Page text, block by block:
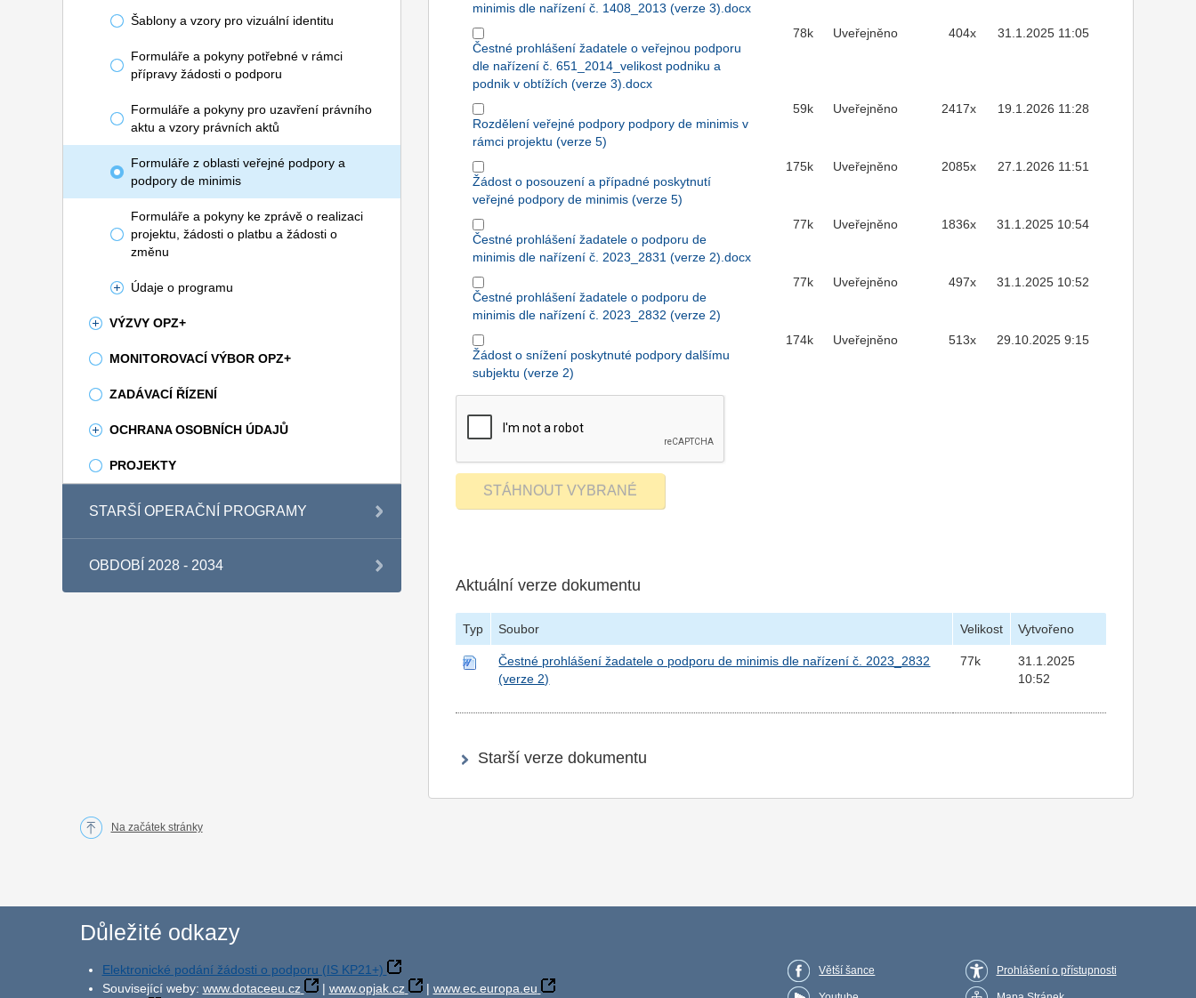
Šablony a vzory pro vizuální identitu
Formuláře a pokyny potřebné v rámci
přípravy žádosti o podporu
Formuláře a pokyny pro uzavření právního
aktu a vzory právních aktů
Formuláře z oblasti veřejné podpory a
podpory de minimis
Formuláře a pokyny ke zprávě o realizaci
projektu, žádosti o platbu a žádosti o
změnu
Údaje o programu
VÝZVY OPZ+
MONITOROVACÍ VÝBOR OPZ+
ZADÁVACÍ ŘÍZENÍ
OCHRANA OSOBNÍCH ÚDAJŮ
PROJEKTY
STARŠÍ OPERAČNÍ PROGRAMY
OBDOBÍ 2028 - 2034
minimis dle nařízení č. 1408_2013 (verze 3).docx
Čestné prohlášení žadatele o veřejnou podporu
dle nařízení č. 651_2014_velikost podniku a
podnik v obtížích (verze 3).docx
78k Uveřejněno 404x 31.1.2025 11:05
Rozdělení veřejné podpory podpory de minimis v
rámci projektu (verze 5)
59k Uveřejněno 2417x 19.1.2026 11:28
Žádost o posouzení a případné poskytnutí
veřejné podpory de minimis (verze 5)
175k Uveřejněno 2085x 27.1.2026 11:51
Čestné prohlášení žadatele o podporu de
minimis dle nařízení č. 2023_2831 (verze 2).docx
77k Uveřejněno 1836x 31.1.2025 10:54
Čestné prohlášení žadatele o podporu de
minimis dle nařízení č. 2023_2832 (verze 2)
77k Uveřejněno 497x 31.1.2025 10:52
Žádost o snížení poskytnuté podpory dalšímu
subjektu (verze 2)
174k Uveřejněno 513x 29.10.2025 9:15
Aktuální verze dokumentu
Typ Soubor Velikost Vytvořeno
Čestné prohlášení žadatele o podporu de minimis dle nařízení č. 2023_2832
(verze 2)
77k
31.1.2025
10:52
Starší verze dokumentu
Na začátek stránky
Důležité odkazy
Elektronické podání žádosti o podporu (IS KP21+)
Související weby: www.dotaceeu.cz | www.opjak.cz | www.ec.europa.eu
Větší šance Prohlášení o přístupnosti